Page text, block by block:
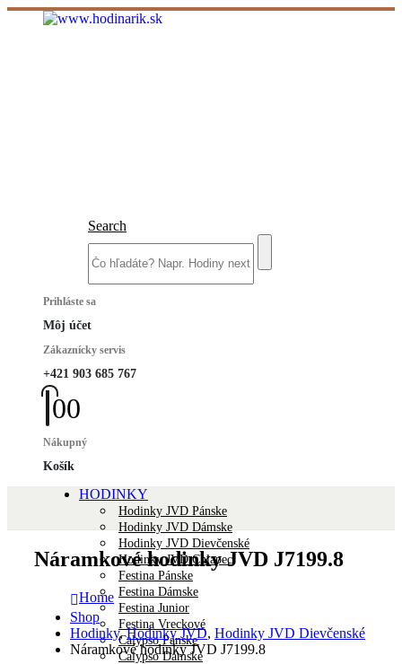
Search
Prihláste sa
Môj účet
Zákaznícky servis
+421 903 685 767
00
Nákupný
Košík
HODINKY
Hodinky JVD Pánske
Hodinky JVD Dámske
Hodinky JVD Dievčenské
Hodinky JVD Chlapec
Festina Pánske
Festina Dámske
Festina Junior
Festina Vreckové
Calypso Pánske
Calypso Dámske
Náramkové hodinky JVD J7199.8
Home
Shop
Hodinky,Hodinky JVD, Hodinky JVD Dievčenské
Náramkové hodinky JVD J7199.8